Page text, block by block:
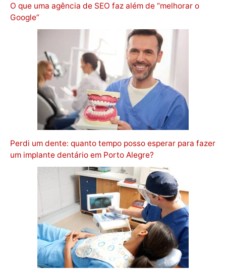
O que uma agência de SEO faz além de “melhorar o
Google”
Perdi um dente: quanto tempo posso esperar para fazer
um implante dentário em Porto Alegre?